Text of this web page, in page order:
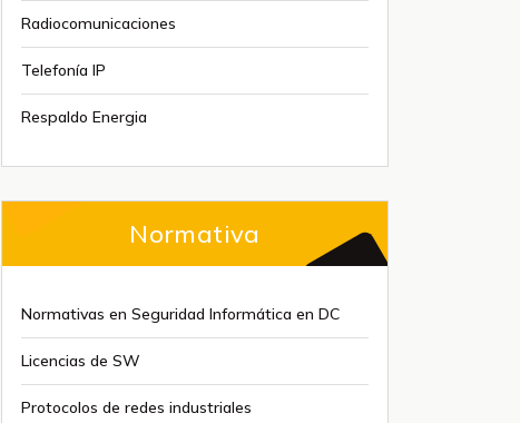
Radiocomunicaciones
Telefonía IP
Respaldo Energia
Normativa
Normativas en Seguridad Informática en DC
Licencias de SW
Protocolos de redes industriales